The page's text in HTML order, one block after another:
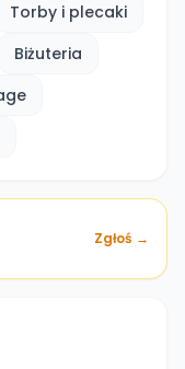
Torby i plecaki
Biżuteria
Zgłoś →